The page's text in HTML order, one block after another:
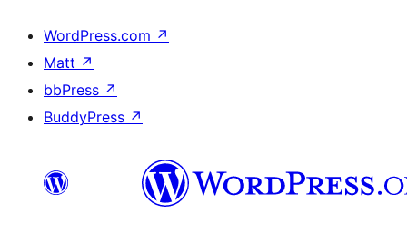
WordPress.com ↗
Matt ↗
bbPress ↗
BuddyPress ↗